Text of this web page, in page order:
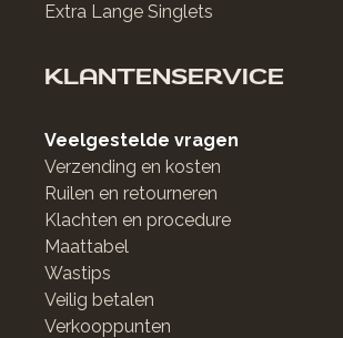
Extra Lange Singlets
KLANTENSERVICE
Veelgestelde vragen
Verzending en kosten
Ruilen en retourneren
Klachten en procedure
Maattabel
Wastips
Veilig betalen
Verkooppunten